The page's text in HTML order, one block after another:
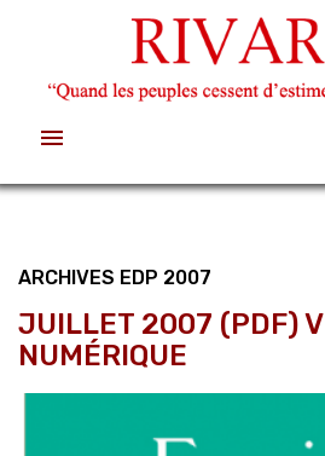

ARCHIVES EDP 2007
JUILLET 2007 (PDF)
NUMÉRIQUE